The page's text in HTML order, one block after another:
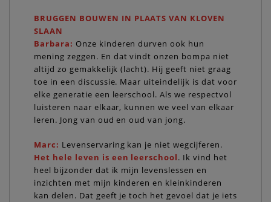
BRUGGEN BOUWEN IN PLAATS VAN KLOVEN
SLAAN
Barbara: Onze kinderen durven ook hun
mening zeggen. En dat vindt onzen bompa niet
altijd zo gemakkelijk (lacht). Hij geeft niet graag
toe in een discussie. Maar uiteindelijk is dat voor
elke generatie een leerschool. Als we respectvol
luisteren naar elkaar, kunnen we veel van elkaar
leren. Jong van oud en oud van jong.
Marc: Levenservaring kan je niet wegcijferen.
Het hele leven is een leerschool. Ik vind het
heel bijzonder dat ik mijn levenslessen en
inzichten met mijn kinderen en kleinkinderen
kan delen. Dat geeft je toch het gevoel dat je iets